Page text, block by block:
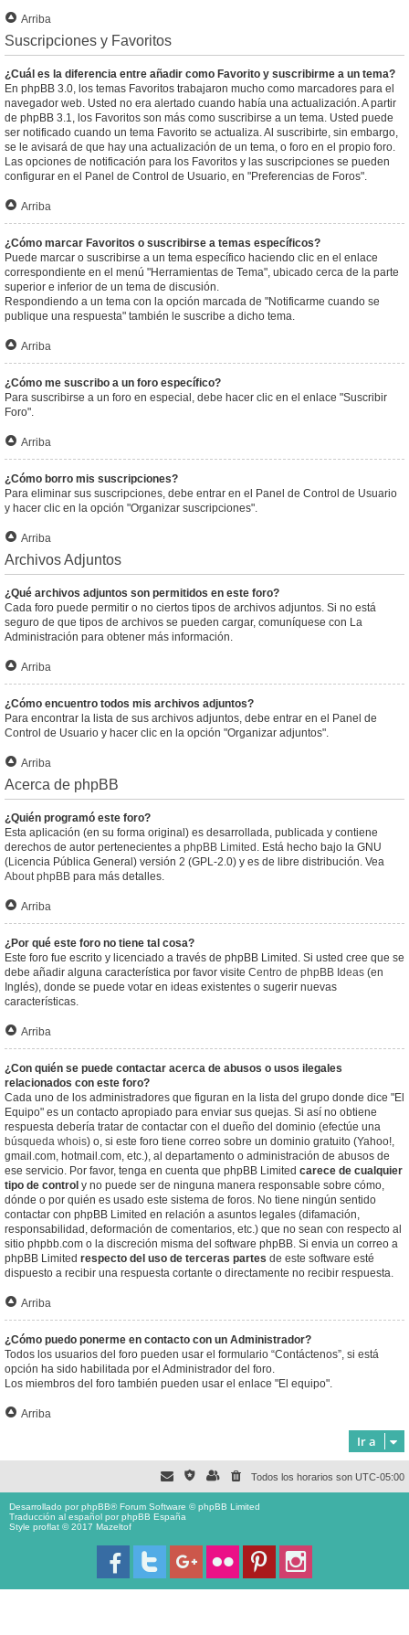
Arriba
Suscripciones y Favoritos
¿Cuál es la diferencia entre añadir como Favorito y suscribirme a un tema?
En phpBB 3.0, los temas Favoritos trabajaron mucho como marcadores para el
navegador web. Usted no era alertado cuando había una actualización. A partir
de phpBB 3.1, los Favoritos son más como suscribirse a un tema. Usted puede
ser notificado cuando un tema Favorito se actualiza. Al suscribirte, sin embargo,
se le avisará de que hay una actualización de un tema, o foro en el propio foro.
Las opciones de notificación para los Favoritos y las suscripciones se pueden
configurar en el Panel de Control de Usuario, en "Preferencias de Foros".
Arriba
¿Cómo marcar Favoritos o suscribirse a temas específicos?
Puede marcar o suscribirse a un tema específico haciendo clic en el enlace
correspondiente en el menú "Herramientas de Tema", ubicado cerca de la parte
superior e inferior de un tema de discusión.
Respondiendo a un tema con la opción marcada de "Notificarme cuando se
publique una respuesta" también le suscribe a dicho tema.
Arriba
¿Cómo me suscribo a un foro específico?
Para suscribirse a un foro en especial, debe hacer clic en el enlace "Suscribir
Foro".
Arriba
¿Cómo borro mis suscripciones?
Para eliminar sus suscripciones, debe entrar en el Panel de Control de Usuario
y hacer clic en la opción "Organizar suscripciones".
Arriba
Archivos Adjuntos
¿Qué archivos adjuntos son permitidos en este foro?
Cada foro puede permitir o no ciertos tipos de archivos adjuntos. Si no está
seguro de que tipos de archivos se pueden cargar, comuníquese con La
Administración para obtener más información.
Arriba
¿Cómo encuentro todos mis archivos adjuntos?
Para encontrar la lista de sus archivos adjuntos, debe entrar en el Panel de
Control de Usuario y hacer clic en la opción "Organizar adjuntos".
Arriba
Acerca de phpBB
¿Quién programó este foro?
Esta aplicación (en su forma original) es desarrollada, publicada y contiene
derechos de autor pertenecientes a phpBB Limited . Está hecho bajo la GNU
(Licencia Pública General) versión 2 (GPL-2.0) y es de libre distribución. Vea
About phpBB para más detalles.
Arriba
¿Por qué este foro no tiene tal cosa?
Este foro fue escrito y licenciado a través de phpBB Limited. Si usted cree que se
debe añadir alguna característica por favor visite Centro de phpBB Ideas (en
Inglés), donde se puede votar en ideas existentes o sugerir nuevas
características.
Arriba
¿Con quién se puede contactar acerca de abusos o usos ilegales
relacionados con este foro?
Cada uno de los administradores que figuran en la lista del grupo donde dice "El
Equipo" es un contacto apropiado para enviar sus quejas. Si así no obtiene
respuesta debería tratar de contactar con el dueño del dominio (efectúe una
búsqueda whois) o, si este foro tiene correo sobre un dominio gratuito (Yahoo!,
gmail.com, hotmail.com, etc.), al departamento o administración de abusos de
ese servicio. Por favor, tenga en cuenta que phpBB Limited carece de cualquier
tipo de control y no puede ser de ninguna manera responsable sobre cómo,
dónde o por quién es usado este sistema de foros. No tiene ningún sentido
contactar con phpBB Limited en relación a asuntos legales (difamación,
responsabilidad, deformación de comentarios, etc.) que no sean con respecto al
sitio phpbb.com o la discreción misma del software phpBB. Si envia un correo a
phpBB Limited respecto del uso de terceras partes de este software esté
dispuesto a recibir una respuesta cortante o directamente no recibir respuesta.
Arriba
¿Cómo puedo ponerme en contacto con un Administrador?
Todos los usuarios del foro pueden usar el formulario “Contáctenos”, si está
opción ha sido habilitada por el Administrador del foro.
Los miembros del foro también pueden usar el enlace "El equipo".
Arriba
Ir a
Todos los horarios son UTC-05:00
Desarrollado porphpBB® Forum Software © phpBB Limited
Traducción al español porphpBB España
Style proflat © 2017 Mazeltof